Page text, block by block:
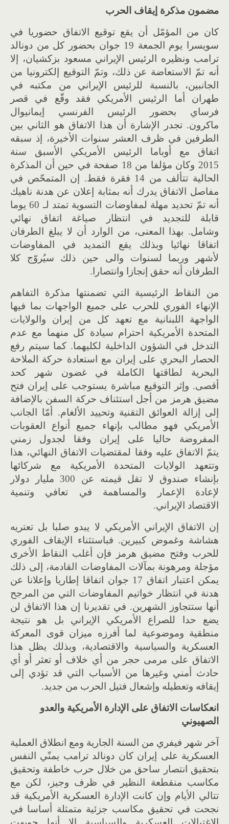
مضمون مذكرة إيقاف الحرب
كان من المؤمّل أن يقع توقيع الاتفاق حضوريا في
سويسرا يوم الجمعة 19 جوان بحضور كل من دونالد
ترامب ونظيره الرئيس الإيراني مسعود بزكشيان، إلا
أنه تمّ الاستعاضة عن ذلك، وتمّ التوقيع إلكترونيا من
الجانبين، بالنسبة للرئيس الإيراني من مكتبه في
طهران أما الرئيس الأمريكي فقد وقّع في قصر
فرساي بحضور الرئيس الفرنسي إيمانيوال
ماكرون. تجدر الإشارة أن هذا الاتفاق هو الثاني بين
الطرفين في ظرف العشر سنوات الأخيرة، إذ سبقه
اتفاق مع أوباما الرئيس الأمريكي الأسبق سنة
2015 وكان مؤلفا من 18 صفحة في حين أن المذكرة
الحالية تتألف من 14 فقرة فقط. إن المتمحّص في
مفاصل الاتفاق يدرك أنه بمثابة إعلان عن هدنة ناهيك
أنه تمّ تحديد مهلة لمفاوضات التسوية تمتد لـ 60 يوما
قابلة للتجديد في انتظار صياغة اتفاق نهائي
وشامل. بهذا المعنى، من الوارد أن لا يبلغ الطرفان
اتفاقا نهائيا وبذلك يقع التمديد في المفاوضات
لأشهر وربما لسنوات والى حين ذلك سيُروّج كلا
الطرفان أنه حقق إنجازا وانتصارا.
من النقاط الرئيسية التي تضمنتها مذكرة التفاهم
الإنهاء الفوري للحرب على جميع الواجهات بما فيها
الواجهة اللبنانية مع تعهد كل من إيران والولايات
المتحدة الأمريكية احترام سيادة كل منهما مع عدم
التدخل في الشؤون الداخلية لكليهما. كما سيتم رفع
الحصار البحري على إيران مع استعادة حركة الملاحة
البحرية لطاقتها الكاملة في غضون شهر كحد
أقصى. وإثر التوقيع مباشرة يستوجب على إيران فتح
مضيق هرمز من أجل استئناف حركة السفن بالإضافة
إلى إزالة العوائق التقنية وتحييد الألغام. أمّا الجانب
الأمريكي فهو مطالب بإنهاء جميع أنواع العقوبات
المفروضة حاليا على إيران وفقا لجدول زمني
يتمّ الاتفاق عليه وفقا لمقتضيات الاتفاق النهائي، هذا
وتتعهد الولايات المتحدة الأمريكية مع شركائها
بإنشاء صندوق لا تقل قيمته عن 300 مليار دولار
لإعادة الإعمار والمساهمة في تعافي وتنمية
الاقتصاد الإيراني.
إن الاتفاق الإيراني الأمريكي لا يبدو صلبا بل تعتريه
هشاشة وغموض كبيرين. فباستثناء الإيقاف الفوري
للحرب وفتح مضيق هرمز فإن أغلب النقاط الأخرى
مؤجلة ومرهونة بمآلات المفاوضات القادمة، إلى ذلك
يمكن اعتبار اتفاق 17 جوان اتفاقا إطاريا وإعلانا عن
هدنة في انتظار خواتيم المفاوضات التي من المرجح
أنها ستتجاوز الشهرين. في تقديرنا إن هذا الاتفاق لن
يضع حدا للصراع الأمريكي الإيراني بل هو نتيجة
منطقية وموضوعية لما أفرزه ميزان قوى المعركة
العسكرية والسياسية والاقتصادية، وبذلك يظل هذا
الاتفاق على مرمى حجر من أي خلاف أو تعثر أو أي
حادث أمني وغيرها من الأسباب التي قد تؤدي إلى
إيقافه وتعطيله وإشعال فتيل الحرب من جديد.
انعكاسات الاتفاق على الدارة المريكية والعدو
الصهيوني
آخر شهر فيفري من السنة الجارية ومع انطلاق العملية
العسكرية على إيران كان دونالد ترامب يمنّي النفس
بتحقيق انتصار ساحق من خلال حرب خاطفة وتحقيق
مكاسب منقطعة النظير في ظرف وجيز، لكن مع
تتالي الأيام وإن كانت الإدارة العسكرية الأمريكية قد
نجحت في تحقيق مكاسب جزئية متمثلة أساسا في